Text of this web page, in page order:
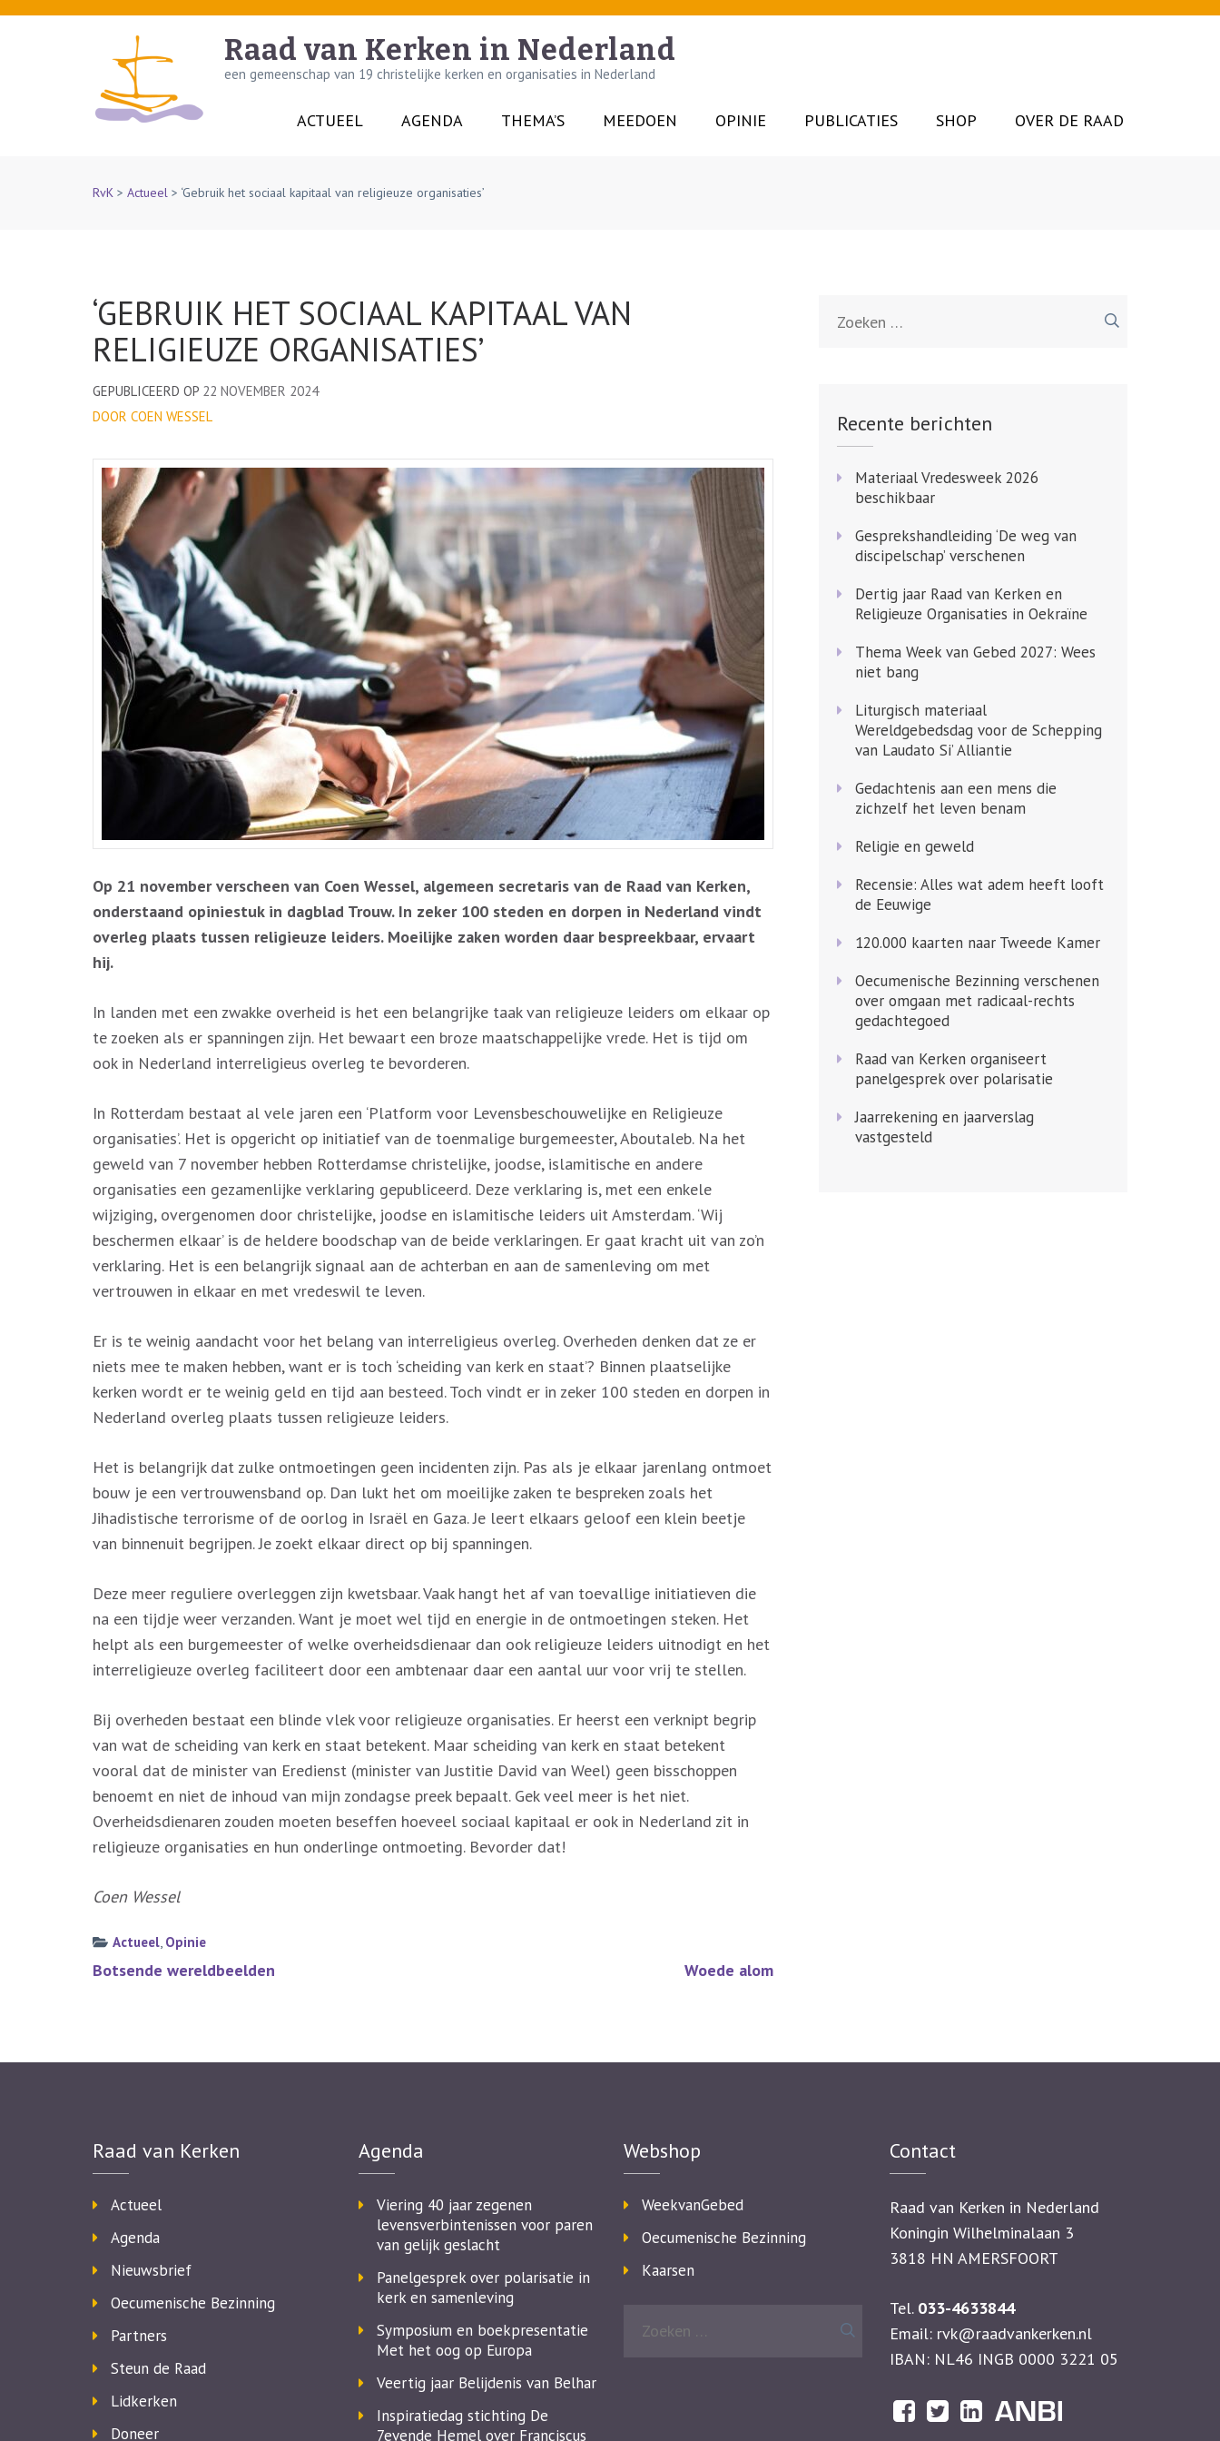
Skip
Raad van Kerken in Nederland
een gemeenschap van 19 christelijke kerken en organisaties in Nederland
ACTUEEL AGENDA THEMA’S MEEDOEN OPINIE PUBLICATIES SHOP OVER DE RAAD
RvK > Actueel > ‘Gebruik het sociaal kapitaal van religieuze organisaties’
‘GEBRUIK HET SOCIAAL KAPITAAL VAN
RELIGIEUZE ORGANISATIES’
GEPUBLICEERD OP 22 NOVEMBER 2024
DOOR COEN WESSEL
Op 21 november verscheen van Coen Wessel, algemeen secretaris van de Raad van Kerken,
onderstaand opiniestuk in dagblad Trouw. In zeker 100 steden en dorpen in Nederland vindt
overleg plaats tussen religieuze leiders. Moeilijke zaken worden daar bespreekbaar, ervaart
hij.
In landen met een zwakke overheid is het een belangrijke taak van religieuze leiders om elkaar op
te zoeken als er spanningen zijn. Het bewaart een broze maatschappelijke vrede. Het is tijd om
ook in Nederland interreligieus overleg te bevorderen.
In Rotterdam bestaat al vele jaren een ‘Platform voor Levensbeschouwelijke en Religieuze
organisaties’. Het is opgericht op initiatief van de toenmalige burgemeester, Aboutaleb. Na het
geweld van 7 november hebben Rotterdamse christelijke, joodse, islamitische en andere
organisaties een gezamenlijke verklaring gepubliceerd. Deze verklaring is, met een enkele
wijziging, overgenomen door christelijke, joodse en islamitische leiders uit Amsterdam. ‘Wij
beschermen elkaar’ is de heldere boodschap van de beide verklaringen. Er gaat kracht uit van zo’n
verklaring. Het is een belangrijk signaal aan de achterban en aan de samenleving om met
vertrouwen in elkaar en met vredeswil te leven.
Er is te weinig aandacht voor het belang van interreligieus overleg. Overheden denken dat ze er
niets mee te maken hebben, want er is toch ‘scheiding van kerk en staat’? Binnen plaatselijke
kerken wordt er te weinig geld en tijd aan besteed. Toch vindt er in zeker 100 steden en dorpen in
Nederland overleg plaats tussen religieuze leiders.
Het is belangrijk dat zulke ontmoetingen geen incidenten zijn. Pas als je elkaar jarenlang ontmoet
bouw je een vertrouwensband op. Dan lukt het om moeilijke zaken te bespreken zoals het
Jihadistische terrorisme of de oorlog in Israël en Gaza. Je leert elkaars geloof een klein beetje
van binnenuit begrijpen. Je zoekt elkaar direct op bij spanningen.
Deze meer reguliere overleggen zijn kwetsbaar. Vaak hangt het af van toevallige initiatieven die
na een tijdje weer verzanden. Want je moet wel tijd en energie in de ontmoetingen steken. Het
helpt als een burgemeester of welke overheidsdienaar dan ook religieuze leiders uitnodigt en het
interreligieuze overleg faciliteert door een ambtenaar daar een aantal uur voor vrij te stellen.
Bij overheden bestaat een blinde vlek voor religieuze organisaties. Er heerst een verknipt begrip
van wat de scheiding van kerk en staat betekent. Maar scheiding van kerk en staat betekent
vooral dat de minister van Eredienst (minister van Justitie David van Weel) geen bisschoppen
benoemt en niet de inhoud van mijn zondagse preek bepaalt. Gek veel meer is het niet.
Overheidsdienaren zouden moeten beseffen hoeveel sociaal kapitaal er ook in Nederland zit in
religieuze organisaties en hun onderlinge ontmoeting. Bevorder dat!
Coen Wessel
Actueel, Opinie
Bericht
Botsende wereldbeelden Woede alom
naar:
Recente berichten
Materiaal Vredesweek 2026
beschikbaar
Gesprekshandleiding ‘De weg van
discipelschap’ verschenen
Dertig jaar Raad van Kerken en
Religieuze Organisaties in Oekraïne
Thema Week van Gebed 2027: Wees
niet bang
Liturgisch materiaal
Wereldgebedsdag voor de Schepping
van Laudato Si’ Alliantie
Gedachtenis aan een mens die
zichzelf het leven benam
Religie en geweld
Recensie: Alles wat adem heeft looft
de Eeuwige
120.000 kaarten naar Tweede Kamer
Oecumenische Bezinning verschenen
over omgaan met radicaal-rechts
gedachtegoed
Raad van Kerken organiseert
panelgesprek over polarisatie
Jaarrekening en jaarverslag
vastgesteld
Raad van Kerken
Actueel
Agenda
Nieuwsbrief
Oecumenische Bezinning
Partners
Steun de Raad
Lidkerken
Doneer
Agenda
Viering 40 jaar zegenen
levensverbintenissen voor paren
van gelijk geslacht
Panelgesprek over polarisatie in
kerk en samenleving
Symposium en boekpresentatie
Met het oog op Europa
Veertig jaar Belijdenis van Belhar
Inspiratiedag stichting De
7evende Hemel over Franciscus
Webshop
WeekvanGebed
Oecumenische Bezinning
Kaarsen
naar:
Contact
Raad van Kerken in Nederland
Koningin Wilhelminalaan 3
3818 HN AMERSFOORT
Tel. 033-4633844
Email: rvk@raadvankerken.nl
IBAN: NL46 INGB 0000 3221 05